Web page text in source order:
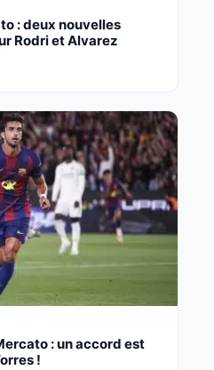
: deux nouvelles
Rodri et Alvarez
: un accord est
!